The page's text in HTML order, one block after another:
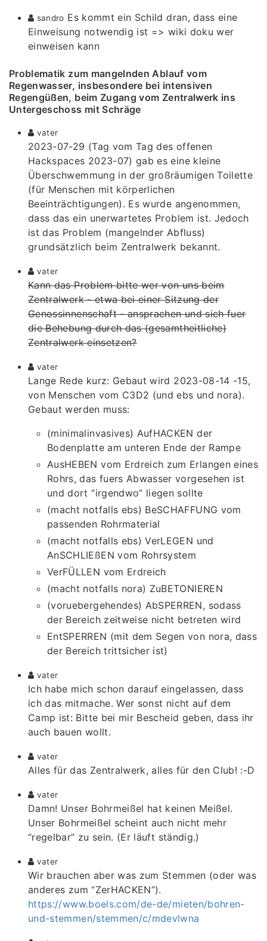
sandro Es kommt ein Schild dran, dass eine
Einweisung notwendig ist => wiki doku wer
einweisen kann
Problematik zum mangelnden Ablauf vom
Regenwasser, insbesondere bei intensiven
Regengüßen, beim Zugang vom Zentralwerk ins
Untergeschoss mit Schräge
vater
2023-07-29 (Tag vom Tag des offenen
Hackspaces 2023-07) gab es eine kleine
Überschwemmung in der großräumigen Toilette
(für Menschen mit körperlichen
Beeinträchtigungen). Es wurde angenommen,
dass das ein unerwartetes Problem ist. Jedoch
ist das Problem (mangelnder Abfluss)
grundsätzlich beim Zentralwerk bekannt.
vater
Kann das Problem bitte wer von uns beim
Zentralwerk - etwa bei einer Sitzung der
Genossinnenschaft - ansprachen und sich fuer
die Behebung durch das (gesamtheitliche)
Zentralwerk einsetzen?
vater
Lange Rede kurz: Gebaut wird 2023-08-14 -15,
von Menschen vom C3D2 (und ebs und nora).
Gebaut werden muss:
(minimalinvasives) AufHACKEN der
Bodenplatte am unteren Ende der Rampe
AusHEBEN vom Erdreich zum Erlangen eines
Rohrs, das fuers Abwasser vorgesehen ist
und dort “irgendwo” liegen sollte
(macht notfalls ebs) BeSCHAFFUNG vom
passenden Rohrmaterial
(macht notfalls ebs) VerLEGEN und
AnSCHLIEßEN vom Rohrsystem
VerFÜLLEN vom Erdreich
(macht notfalls nora) ZuBETONIEREN
(voruebergehendes) AbSPERREN, sodass
der Bereich zeitweise nicht betreten wird
EntSPERREN (mit dem Segen von nora, dass
der Bereich trittsicher ist)
vater
Ich habe mich schon darauf eingelassen, dass
ich das mitmache. Wer sonst nicht auf dem
Camp ist: Bitte bei mir Bescheid geben, dass ihr
auch bauen wollt.
vater
Alles für das Zentralwerk, alles für den Club! :-D
vater
Damn! Unser Bohrmeißel hat keinen Meißel.
Unser Bohrmeißel scheint auch nicht mehr
“regelbar” zu sein. (Er läuft ständig.)
vater
Wir brauchen aber was zum Stemmen (oder was
anderes zum “ZerHACKEN”).
https://www.boels.com/de-de/mieten/bohren-
und-stemmen/stemmen/c/mdevlwna